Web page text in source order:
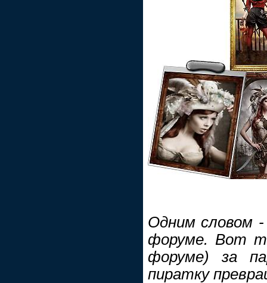
Одним словом
форуме. Вот
форуме) за
пиратку